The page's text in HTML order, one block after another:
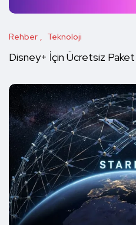
Rehber Teknoloji
Disney+ İçin Ücretsiz Paket